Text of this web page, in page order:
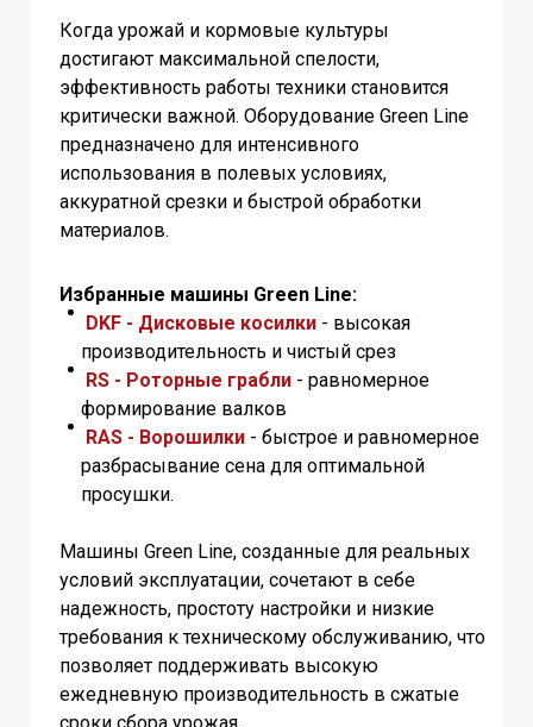
Когда урожай и кормовые культуры
достигают максимальной спелости,
эффективность работы техники становится
критически важной. Оборудование Green Line
предназначено для интенсивного
использования в полевых условиях,
аккуратной срезки и быстрой обработки
материалов.
Избранные машины Green Line:
DKF - Дисковые косилки - высокая
производительность и чистый срез
RS - Роторные грабли - равномерное
формирование валков
RAS - Ворошилки - быстрое и равномерное
разбрасывание сена для оптимальной
просушки.
Машины Green Line, созданные для реальных
условий эксплуатации, сочетают в себе
надежность, простоту настройки и низкие
требования к техническому обслуживанию, что
позволяет поддерживать высокую
ежедневную производительность в сжатые